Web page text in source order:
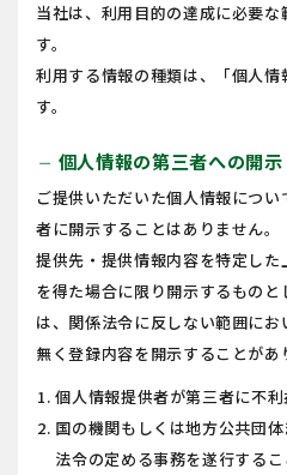
当社は、利用目的の達成に必要
す。
利用する情報の種類は、「個人
す。
remove 個人情報の第三者への開示
ご提供いただいた個人情報につ
者に開示することはありません。
提供先・提供情報内容を特定し
を得た場合に限り開示するもの
は、関係法令に反しない範囲に
無く登録内容を開示することがあ
個人情報提供者が第三者に不
国の機関もしくは地方公共団
法令の定める事務を遂行する